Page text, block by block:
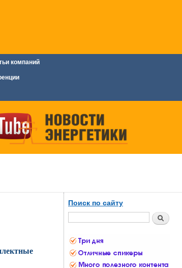
компаний
Поиск по сайту
Поиск